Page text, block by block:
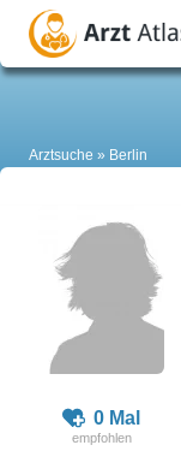
Arztsuche Berlin
0 Mal